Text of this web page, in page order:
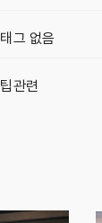
태그 없음
팁관련